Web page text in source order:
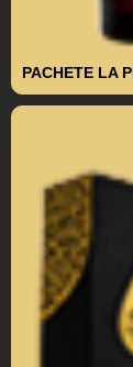
PACHETE LA